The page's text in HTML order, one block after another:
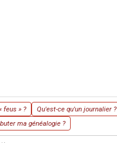
feus » ?
Qu'est-ce qu'un journalier ?
ma généalogie ?